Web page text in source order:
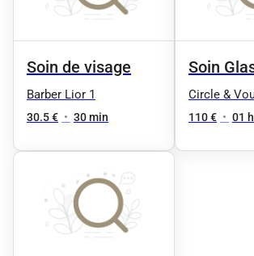
Soin de visage
Barber Lior 1
30.5 € • 30 min
Soin
Effet
verre - 1
Circle &
110 € • 01